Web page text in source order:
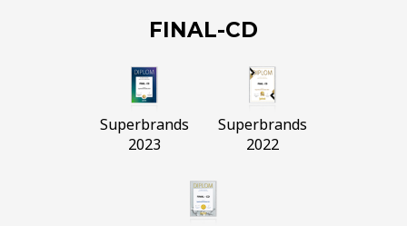
FINAL-CD
Superbrands
2023
Superbrands
2022